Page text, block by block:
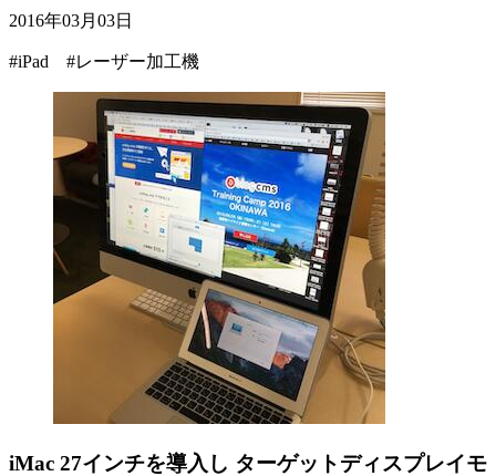
2016年03月03日
#iPad #レーザー加工機
iMac 27インチを導入し ターゲットディスプレイモ